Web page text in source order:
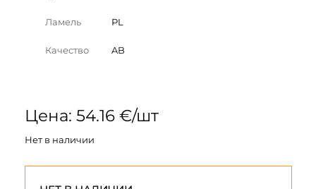
Ламель PL
Качество AB
Цена: 54.16 €/шт
Нет в наличии